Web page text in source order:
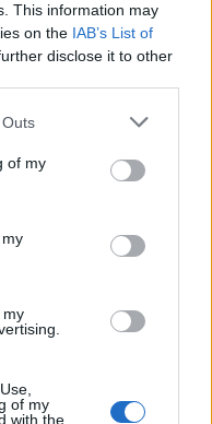
This information may
on the IAB’s List of
disclose it to other
one or more Google
You may click to
its third-party tags to
in below Google
of my
my
of my
with the
vuelos: Binter
que…